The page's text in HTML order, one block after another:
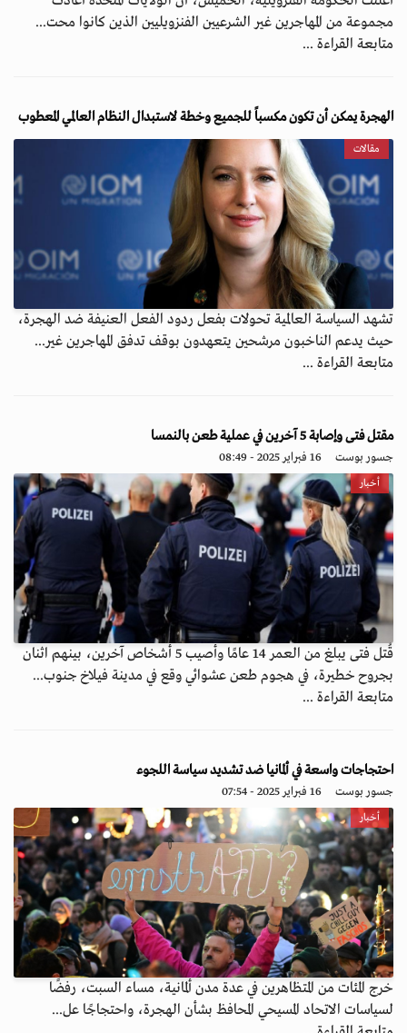
مجموعة من المهاجرين غير الشرعيين الفنزويليين الذين كانوا محت...
متابعة القراءة ...
الهجرة يمكن أن تكون مكسباً للجميع وخطة لاستبدال النظام العالمي المعطوب
مقالات
تشهد السياسة العالمية تحولات بفعل ردود الفعل العنيفة ضد الهجرة،
حيث يدعم الناخبون مرشحين يتعهدون بوقف تدفق المهاجرين غير...
متابعة القراءة ...
مقتل فتى وإصابة 5 آخرين في عملية طعن بالنمسا
جسور بوست 16 فبراير 2025 - 08:49
أخبار
قُتل فتى يبلغ من العمر 14 عامًا وأصيب 5 أشخاص آخرين، بينهم اثنان
بجروح خطيرة، في هجوم طعن عشوائي وقع في مدينة فيلاخ جنوب...
متابعة القراءة ...
احتجاجات واسعة في ألمانيا ضد تشديد سياسة اللجوء
جسور بوست 16 فبراير 2025 - 07:54
أخبار
خرج المئات من المتظاهرين في عدة مدن ألمانية، مساء السبت، رفضًا
لسياسات الاتحاد المسيحي المحافظ بشأن الهجرة، واحتجاجًا عل...